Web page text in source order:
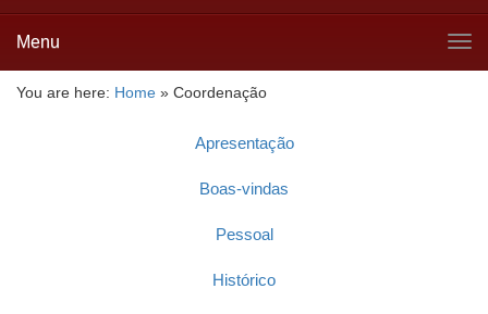
Menu
You are here: Home » Coordenação
Apresentação
Boas-vindas
Pessoal
Histórico